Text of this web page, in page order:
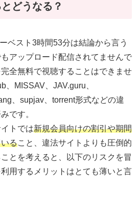
どうなる？
ベスト3時間53分は結論から言う
アップロード配信されてませんで
全無料で視聴することはできませ
、MISSAV、JAV.guru、
、supjav、torrent形式などの違
です。
トでは新規会員向けの割引や期間
ること、違法サイトよりも圧倒的
とを考えると、以下のリスクを冒
用するメリットはとても薄いと言